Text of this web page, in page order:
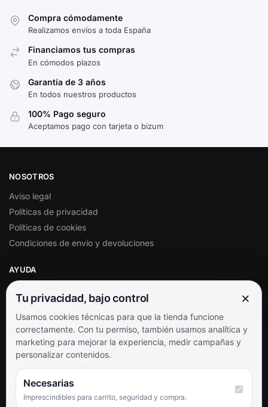
Compra cómodamente
Realizamos envíos a toda España
Financiamos tus compras
En cómodos plazos
Garantía de 3 años
En todos nuestros productos
100% Pago seguro
Aceptamos pago con tarjeta o bizum
NOSOTROS
Aviso legal
Políticas de privacidad
Políticas de cookies
Condiciones de envío y devoluciones
AYUDA
Soporte al cliente
Contacto
Términos y condiciones
Preguntas frecuentes
SÍGUENOS
Facebook
Tu privacidad, bajo control ×
Usamos cookies técnicas para que la tienda funcione
correctamente. Con tu permiso, también usamos analítica y
marketing para mejorar la experiencia, medir campañas y
personalizar contenidos.
Necesarias
Imprescindibles para carrito, seguridad y compra.